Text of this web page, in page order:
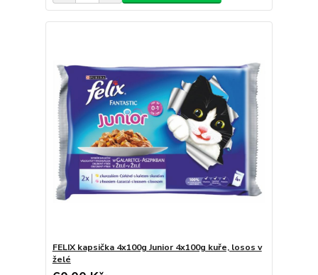
FELIX kapsička 4x100g Junior 4x100g kuře, losos v
želé